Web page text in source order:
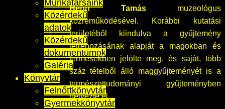
Munkatársaink
Közérdekű
adatok
Közérdekű
dokumentumok
Galéria
Könyvtár
Felnőttkönyvtár
Gyermekkönyvtár
Henn Tamásmuzeológus
közreműködésével. Korábbi kutatási
területéből kiindulva a gyűjtemény
létrehozásának alapját a magokban és
termésekben jelölte meg, és saját, több
száz tételből álló maggyűjteményét is a
természettudományi gyűjteményben
helyezte el.